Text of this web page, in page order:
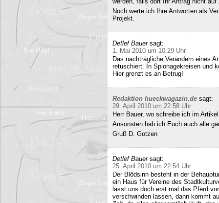
Noch werte ich Ihre Antworten als
Projekt.
Detlef Bauer sagt:
1. Mai 2010 um 10:29 Uhr
Das nachträgliche Verändern eines
retuschiert. In Spionagekreisen und
Hier grenzt es an Betrug!
Redaktion hueckwagazin.de sagt:
29. April 2010 um 22:58 Uhr
Herr Bauer, wo schreibe ich im
Ansonsten hab ich Euch auch alle
Gruß D. Gotzen
Detlef Bauer sagt:
25. April 2010 um 22:54 Uhr
Der Blödsinn besteht in der
ein Haus für Vereine des
lasst uns doch erst mal das Pferd
verschwinden lassen, dann kommt